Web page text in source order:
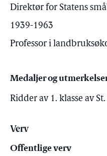
Direktør for Statens
1939-1963
Professor i
Medaljer og
Ridder av 1. klasse av
Verv
Offentlige verv